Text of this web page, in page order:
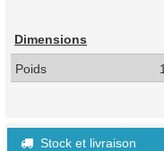
Dimensions
Poids
 Stock et livraison